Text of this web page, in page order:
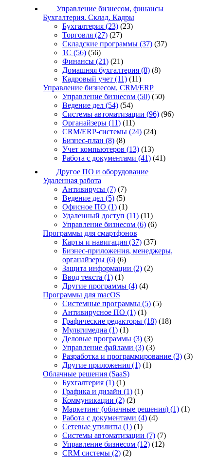
Управление бизнесом, финансы
Бухгалтерия. Склад. Кадры
Бухгалтерия (23) (23)
Торговля (27) (27)
Складские программы (37) (37)
1С (56) (56)
Финансы (21) (21)
Домашняя бухгалтерия (8) (8)
Кадровый учет (11) (11)
Управление бизнесом, CRM/ERP
Управление бизнесом (50) (50)
Ведение дел (54) (54)
Системы автоматизации (96) (96)
Органайзеры (11) (11)
CRM/ERP-системы (24) (24)
Бизнес-план (8) (8)
Учет компьютеров (13) (13)
Работа с документами (41) (41)
Другое ПО и оборудование
Удаленная работа
Антивирусы (7) (7)
Ведение дел (5) (5)
Офисное ПО (1) (1)
Удаленный доступ (11) (11)
Управление бизнесом (6) (6)
Программы для смартфонов
Карты и навигация (37) (37)
Бизнес-приложения, менеджеры,
органайзеры (6) (6)
Защита информации (2) (2)
Ввод текста (1) (1)
Другие программы (4) (4)
Программы для macOS
Системные программы (5) (5)
Антивирусное ПО (1) (1)
Графические редакторы (18) (18)
Мультимедиа (1) (1)
Деловые программы (3) (3)
Управление файлами (3) (3)
Разработка и программирование (3) (3)
Другие приложения (1) (1)
Облачные решения (SaaS)
Бухгалтерия (1) (1)
Графика и дизайн (1) (1)
Коммуникации (2) (2)
Маркетинг (облачные решения) (1) (1)
Работа с документами (4) (4)
Сетевые утилиты (1) (1)
Системы автоматизации (7) (7)
Управление бизнесом (12) (12)
CRM системы (2) (2)